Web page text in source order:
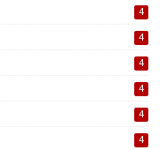
4
4
4
4
4
4